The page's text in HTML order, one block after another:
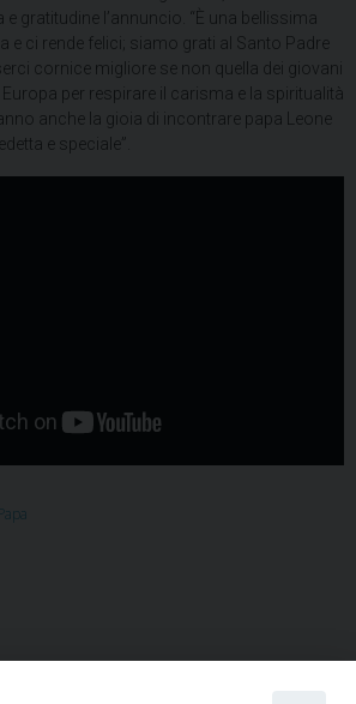
gratitudine l’annuncio. “È una bellissima
e ci rende felici; siamo grati al Santo Padre
cornice migliore se non quella dei giovani
per respirare il carisma e la spiritualità
anche la gioia di incontrare papa Leone
e speciale”.